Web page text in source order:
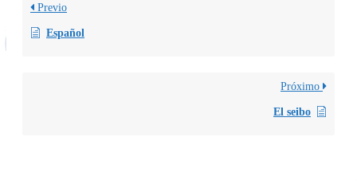
Previo
Español
Próximo
El seibo